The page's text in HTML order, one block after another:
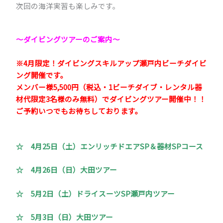
次回の海洋実習も楽しみです。
～ダイビングツアーのご案内～
※4月限定！ダイビングスキルアップ瀬戸内ビーチダイビ
ング開催です。
メンバー様5,500円（税込・1ビーチダイブ・レンタル器
材代限定3名様のみ無料）でダイビングツアー開催中！！
ご予約いつでもお待ちしております。
☆ 4月25日（土）エンリッチドエアSP＆器材SPコース
☆ 4月26日（日）大田ツアー
☆ 5月2日（土）ドライスーツSP瀬戸内ツアー
☆ 5月3日（日）大田ツアー